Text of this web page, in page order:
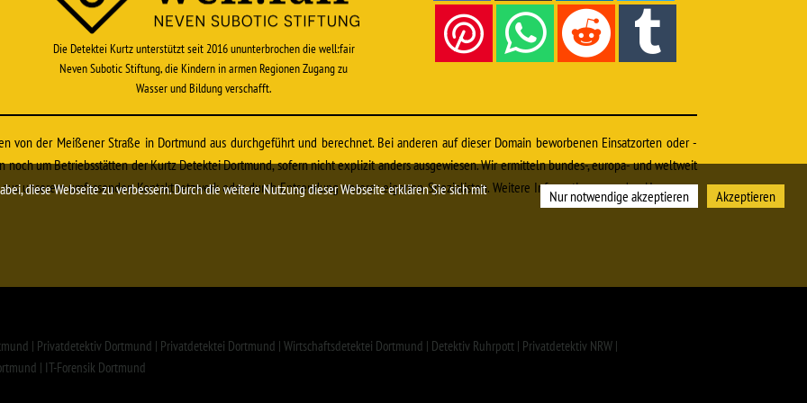
Die Detektei Kurtz unterstützt seit 2016 ununterbrochen die well:fair
Neven Subotic Stiftung, die Kindern in armen Regionen Zugang zu
Wasser und Bildung verschafft.
von der Meißener Straße in Dortmund aus durchgeführt und berechnet. Bei anderen auf dieser Domain beworbenen Einsatzorten oder -
um Betriebsstätten der Kurtz Detektei Dortmund, sofern nicht explizit anders ausgewiesen. Wir ermitteln bundes-, europa- und weltweit
unserem umfassenden Kontaktnetzwerk oder durch Entsendung unserer eigenen Spezialisten. Weitere Informationen zu den Honoraren
| Privatdetektiv Dortmund | Privatdetektei Dortmund | Wirtschaftsdetektei Dortmund | Detektiv Ruhrpott | Privatdetektiv NRW |
| IT-Forensik Dortmund
diese Webseite zu verbessern. Durch die weitere Nutzung dieser Webseite erklären Sie sich mit
Nur notwendige akzeptieren Akzeptieren